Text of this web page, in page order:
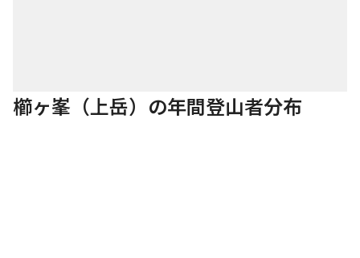
櫛ヶ峯（上岳）の年間登山者分布